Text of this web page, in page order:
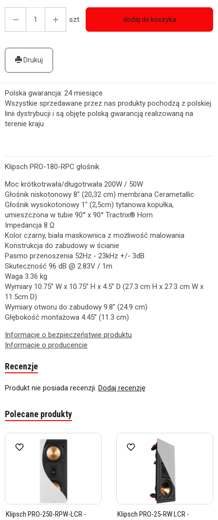
szt. dodaj do koszyka
Drukuj
Polska gwarancja: 24 miesiące
Wszystkie sprzedawane przez nas produkty pochodzą z polskiej
linii dystrybucji i są objęte polską gwarancją realizowaną na
terenie kraju
Klipsch PRO-180-RPC głośnik
Moc krótkotrwała/długotrwała 200W / 50W
Głośnik niskotonowy 8" (20,32 cm) membrana Cerametallic
Głośnik wysokotonowy 1" (2,5cm) tytanowa kopułka,
umieszczona w tubie 90° x 90° Tractrix® Horn
Impedancja 8 Ω
Kolor czarny, biała maskownica z możliwość malowania
Konstrukcja do zabudowy w ścianie
Pasmo przenoszenia 52Hz - 23kHz +/- 3dB
Skuteczność 96 dB @ 2.83V / 1m
Waga 3.36 kg
Wymiary 10.75” W x 10.75” H x 4.5” D (27.3 cm H x 27.3 cm W x
11.5cm D)
Wymiary otworu do zabudowy 9.8” (24.9 cm)
Głębokość montażowa 4.45” (11.3 cm)
Informacje o bezpieczeństwie produktu
Informacje o producencie
Recenzje
Produkt nie posiada recenzji. Dodaj recenzję
Polecane produkty
Klipsch PRO-250-RPW-LCR -
Klipsch PRO-25-RW LCR -